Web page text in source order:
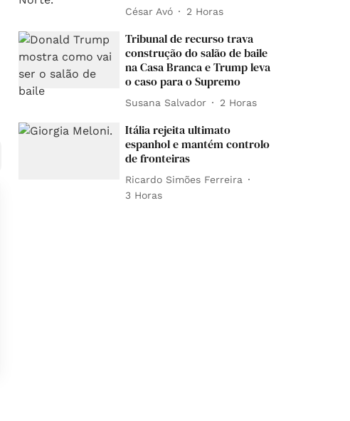
César Avó 2 Horas
Tribunal de recurso trava
construção do salão de baile
na Casa Branca e Trump leva
o caso para o Supremo
Susana Salvador 2 Horas
Itália rejeita ultimato
espanhol e mantém controlo
de fronteiras
Ricardo Simões Ferreira
3 Horas